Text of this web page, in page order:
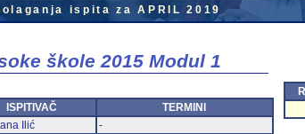
ispita za APRIL 2019
škole 2015 Modul 1
ISPITIVAČ
TERMINI
Ilić
-